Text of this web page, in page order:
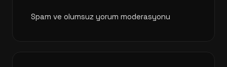
Spam ve olumsuz yorum moderasyonu